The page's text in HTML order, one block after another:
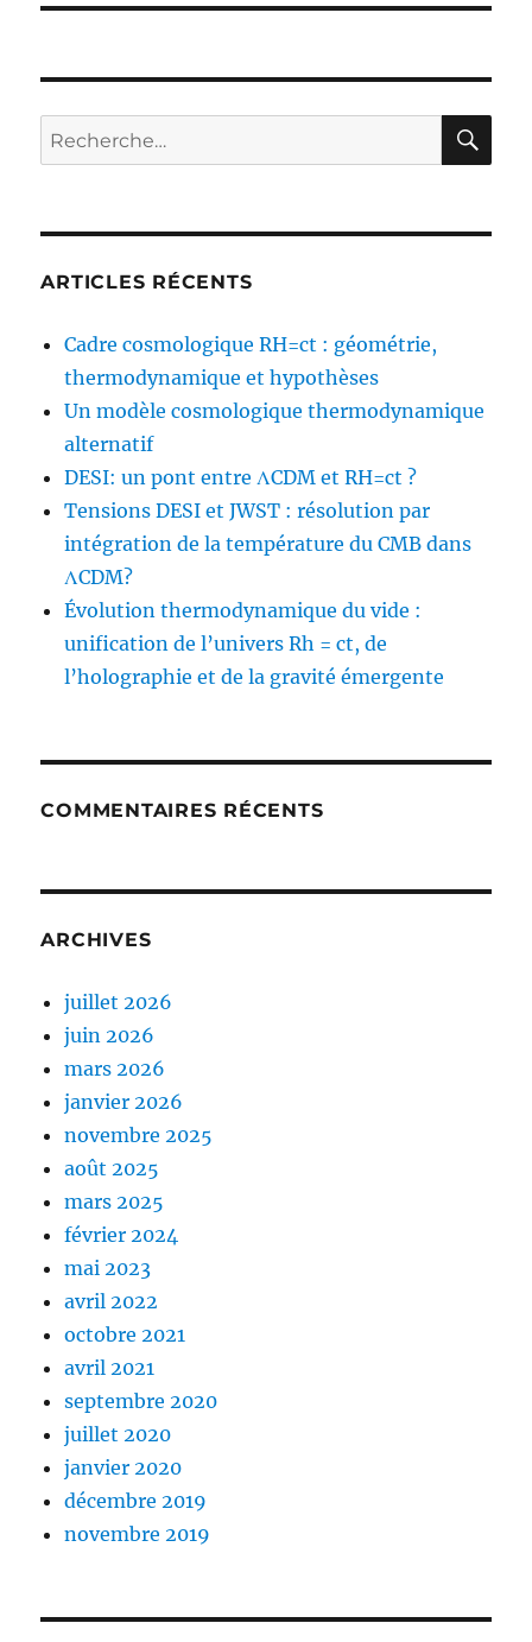
Recherche
pour :
ARTICLES RÉCENTS
Cadre cosmologique RH=ct : géométrie,
thermodynamique et hypothèses
Un modèle cosmologique thermodynamique
alternatif
DESI: un pont entre ΛCDM et RH=ct ?
Tensions DESI et JWST : résolution par
intégration de la température du CMB dans
ΛCDM?
Évolution thermodynamique du vide :
unification de l’univers Rh = ct, de
l’holographie et de la gravité émergente
COMMENTAIRES RÉCENTS
ARCHIVES
juillet 2026
juin 2026
mars 2026
janvier 2026
novembre 2025
août 2025
mars 2025
février 2024
mai 2023
avril 2022
octobre 2021
avril 2021
septembre 2020
juillet 2020
janvier 2020
décembre 2019
novembre 2019